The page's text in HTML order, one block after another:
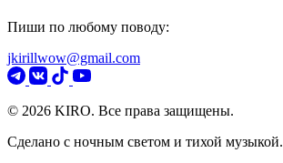
Пиши по любому поводу:
jkirillwow@gmail.com
© 2026 KIRO. Все права защищены.
Сделано с ночным светом и тихой музыкой.